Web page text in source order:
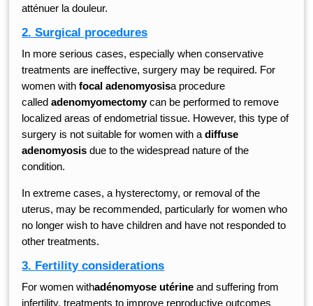
atténuer la douleur.
2. Surgical procedures
In more serious cases, especially when conservative
treatments are ineffective, surgery may be required. For
women withfocal adenomyosisa procedure
calledadenomyomectomycan be performed to remove
localized areas of endometrial tissue. However, this type of
surgery is not suitable for women with adiffuse
adenomyosis due to the widespread nature of the
condition.
In extreme cases, a hysterectomy, or removal of the
uterus, may be recommended, particularly for women who
no longer wish to have children and have not responded to
other treatments.
3. Fertility considerations
For women withadénomyose utérine and suffering from
infertility, treatments to improve reproductive outcomes